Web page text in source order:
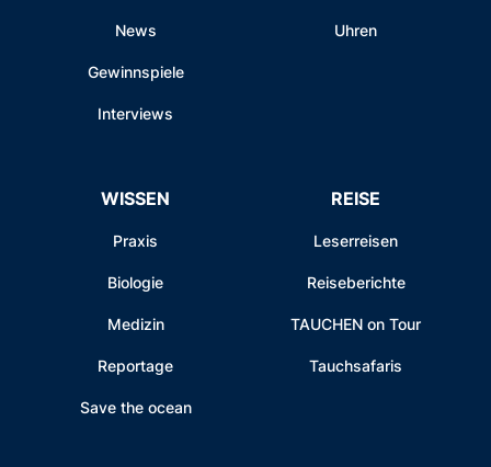
News
Gewinnspiele
Interviews
Uhren
WISSEN
Praxis
Biologie
Medizin
Reportage
Save the ocean
REISE
Leserreisen
Reiseberichte
TAUCHEN on Tour
Tauchsafaris